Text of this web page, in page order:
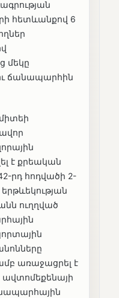
հետևանքով 6
մեկը
ճանապարհին
է քրեական
րդ հոդվածի 2-
ուղղված
առաջացրել է
ավտոմեքենայի